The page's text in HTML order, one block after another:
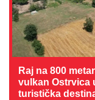
Raj na 800
vulkan Ostrvica
turistička